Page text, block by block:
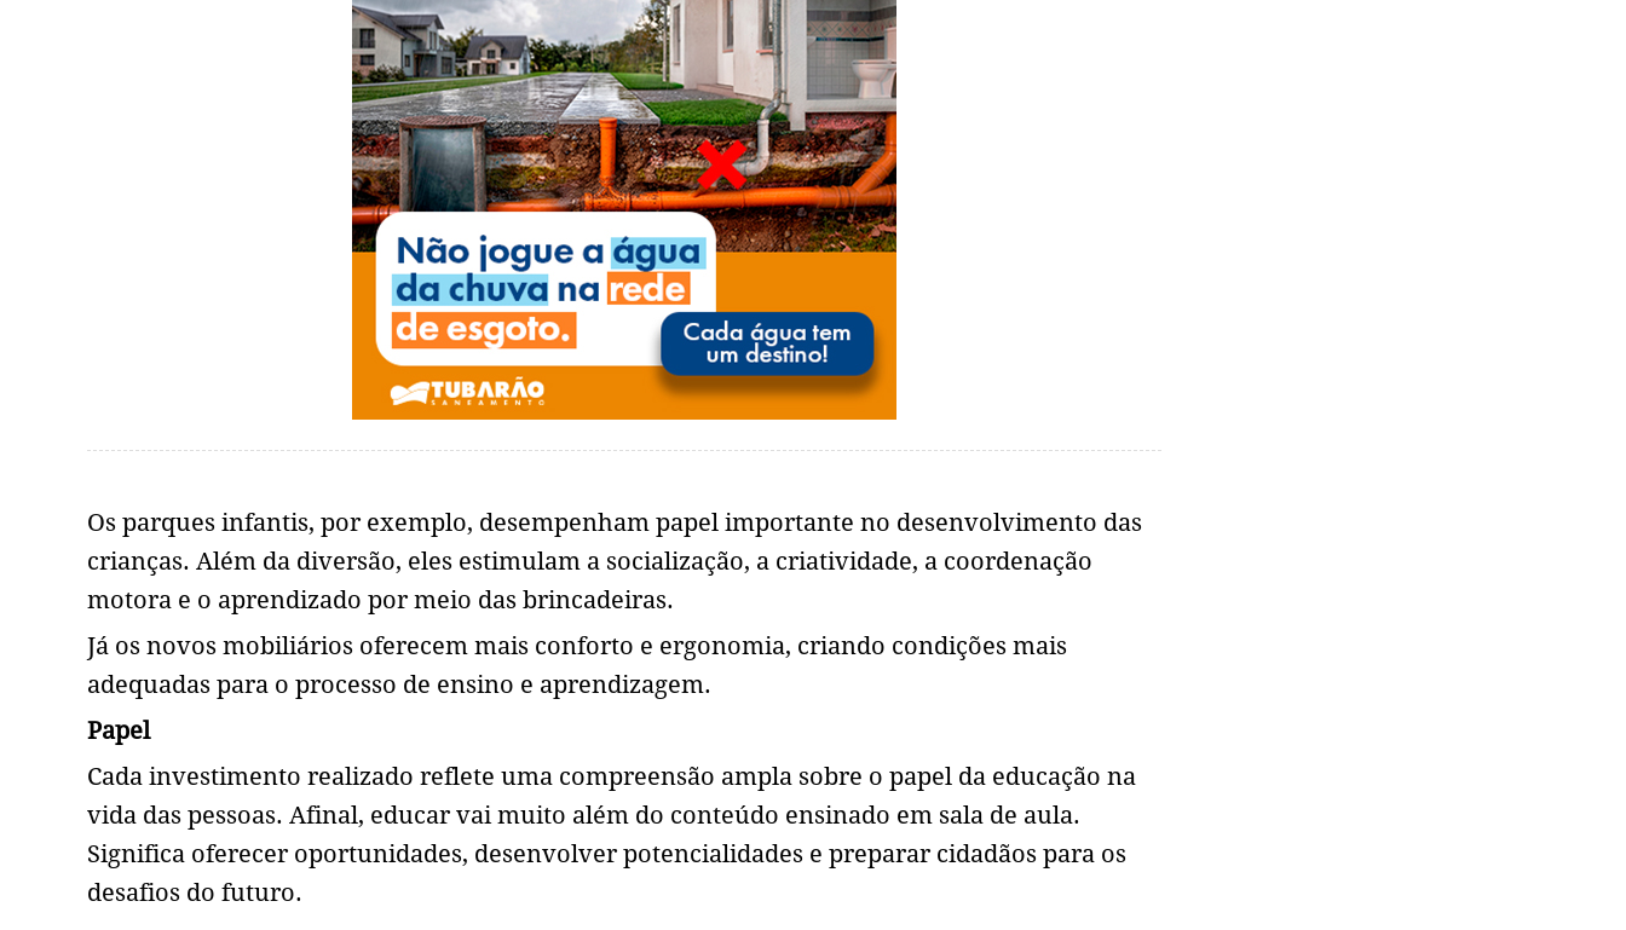
Os parques infantis, por exemplo, desempenham papel importante no desenvolvimento das
crianças. Além da diversão, eles estimulam a socialização, a criatividade, a coordenação
motora e o aprendizado por meio das brincadeiras.
Já os novos mobiliários oferecem mais conforto e ergonomia, criando condições mais
adequadas para o processo de ensino e aprendizagem.
Papel
Cada investimento realizado reflete uma compreensão ampla sobre o papel da educação na
vida das pessoas. Afinal, educar vai muito além do conteúdo ensinado em sala de aula.
Significa oferecer oportunidades, desenvolver potencialidades e preparar cidadãos para os
desafios do futuro.